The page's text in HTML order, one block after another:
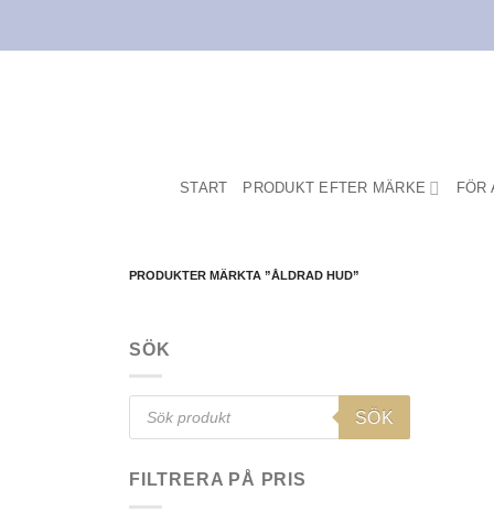
START PRODUKT EFTER MÄRKE FÖR
PRODUKTER MÄRKTA ”ÅLDRAD HUD”
SÖK
Products
search
SÖK
FILTRERA PÅ PRIS